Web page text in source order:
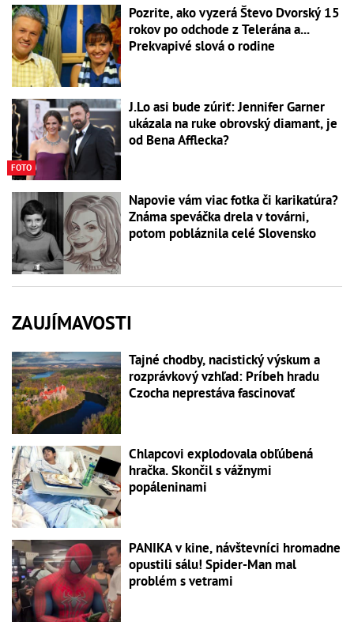
Pozrite, ako vyzerá Števo Dvorský 15
rokov po odchode z Telerána a...
Prekvapivé slová o rodine
FOTO
J.Lo asi bude zúriť: Jennifer Garner
ukázala na ruke obrovský diamant, je
od Bena Afflecka?
Napovie vám viac fotka či karikatúra?
Známa speváčka drela v továrni,
potom pobláznila celé Slovensko
ZAUJÍMAVOSTI
Tajné chodby, nacistický výskum a
rozprávkový vzhľad: Príbeh hradu
Czocha neprestáva fascinovať
Chlapcovi explodovala obľúbená
hračka. Skončil s vážnymi
popáleninami
PANIKA v kine, návštevníci hromadne
opustili sálu! Spider-Man mal
problém s vetrami